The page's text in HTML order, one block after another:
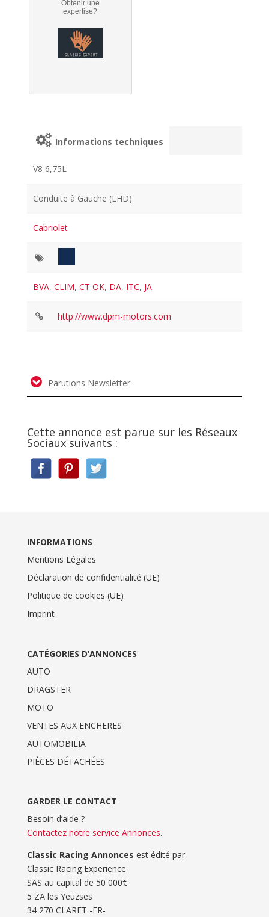
Obtenir une
expertise?
Informations techniques
V8 6,75L
Conduite à Gauche (LHD)
Cabriolet
BVA,CLIM,CT OK, DA, ITC, JA
http://www.dpm-motors.com
Parutions Newsletter
Cette annonce est parue sur les Réseaux
Sociaux suivants :
INFORMATIONS
Mentions Légales
Déclaration de confidentialité (UE)
Politique de cookies (UE)
Imprint
CATÉGORIES D’ANNONCES
AUTO
DRAGSTER
MOTO
VENTES AUX ENCHERES
AUTOMOBILIA
PIÈCES DÉTACHÉES
GARDER LE CONTACT
Besoin d’aide ?
Contactez notre service Annonces.
Classic Racing Annonces est édité par
Classic Racing Experience
SAS au capital de 50 000€
5 ZA les Yeuzses
34 270 CLARET -FR-